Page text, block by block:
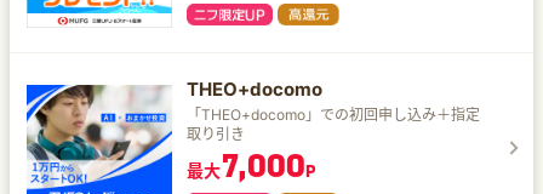
THEO+docomo
「THEO+docomo」での初回申し込み＋指定
取り引き
最大7,000P